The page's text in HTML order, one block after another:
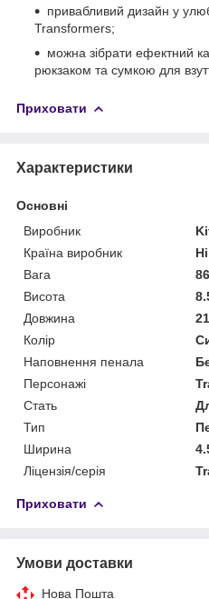
привабливий дизайн у
Transformers;
можна зібрати ефектний
рюкзаком та сумкою для
Приховати
Характеристики
Основні
Виробник
Країна виробник
Вага
Висота
Довжина
Колір
Наповнення пенала
Персонажі
Стать
Тип
Ширина
Ліцензія/серія
Приховати
Умови доставки
Нова Пошта